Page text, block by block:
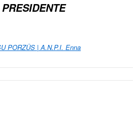
PORZÛS | A.N.P.I. Enna